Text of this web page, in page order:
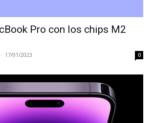
Pro con los chips M2
- 17/01/2023 0